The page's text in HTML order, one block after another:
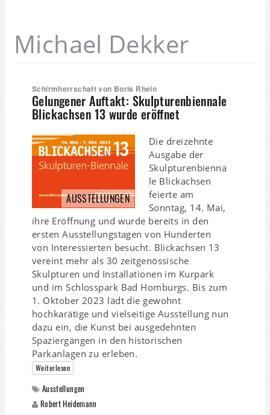
Michael Dekker
Schirmherrschaft von Boris Rhein
Gelungener Auftakt: Skulpturenbiennale
Blickachsen 13 wurde eröffnet
AUSSTELLUNGEN
Die dreizehnte
Ausgabe der
Skulpturenbienna
le Blickachsen
feierte am
Sonntag, 14. Mai,
ihre Eröffnung und wurde bereits in den
ersten Ausstellungstagen von Hunderten
von Interessierten besucht. Blickachsen 13
vereint mehr als 30 zeitgenössische
Skulpturen und Installationen im Kurpark
und im Schlosspark Bad Homburgs. Bis zum
1. Oktober 2023 lädt die gewohnt
hochkarätige und vielseitige Ausstellung nun
dazu ein, die Kunst bei ausgedehnten
Spaziergängen in den historischen
Parkanlagen zu erleben.
Weiterlesen
Ausstellungen
Robert Heidemann